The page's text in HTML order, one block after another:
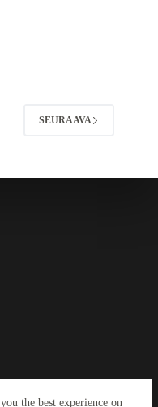
the best experience on
SEURAAVA